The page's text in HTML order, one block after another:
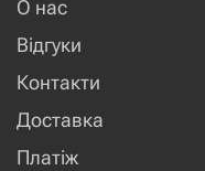
О нас
Відгуки
Контакти
Доставка
Платіж